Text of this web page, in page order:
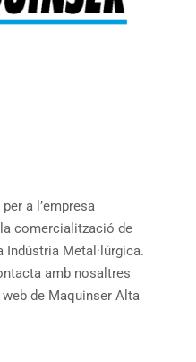
a l’empresa
comercialització de
Indústria Metal·lúrgica.
amb nosaltres
de Maquinser Alta